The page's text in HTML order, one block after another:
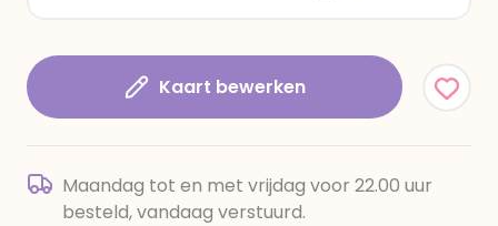
Kaart bewerken
Maandag tot en met vrijdag voor 22.00 uur
besteld, vandaag verstuurd.